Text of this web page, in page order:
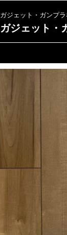
ガジェット・ガンプ
ガジェット・